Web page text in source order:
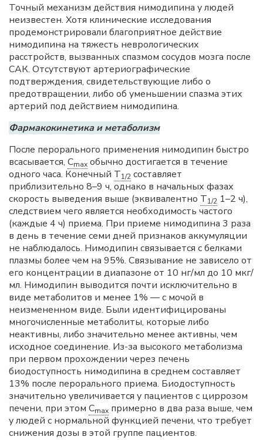
Точный механизм действия нимодипина у людей
неизвестен. Хотя клинические исследования
продемонстрировали благоприятное действие
нимодипина на тяжесть неврологических
расстройств, вызванных спазмом сосудов мозга после
САК. Отсутствуют артериографические
подтверждения, свидетельствующие либо о
предотвращении, либо об уменьшении спазма этих
артерий под действием нимодипина.
Фармакокинетика и метаболизм
После перорального применения нимодипин быстро
всасывается, Cmax обычно достигается в течение
одного часа. Конечный T1/2 составляет
приблизительно 8–9 ч, однако в начальных фазах
скорость выведения выше (эквивалентно T1/2 1–2 ч),
следствием чего является необходимость частого
(каждые 4 ч) приема. При приеме нимодипина 3 раза
в день в течение семи дней признаков аккумуляции
не наблюдалось. Нимодипин связывается с белками
плазмы более чем на 95%. Связывание не зависело от
его концентрации в диапазоне от 10 нг/мл до 10 мкг/
мл. Нимодипин выводится почти исключительно в
виде метаболитов и менее 1% — с мочой в
неизмененном виде. Были идентифицированы
многочисленные метаболиты, которые либо
неактивны, либо значительно менее активны, чем
исходное соединение. Из-за высокого метаболизма
при первом прохождении через печень
биодоступность нимодипина в среднем составляет
13% после перорального приема. Биодоступность
значительно увеличивается у пациентов с циррозом
печени, при этом Cmax примерно в два раза выше, чем
у людей с нормальной функцией печени, что требует
снижения дозы в этой группе пациентов.